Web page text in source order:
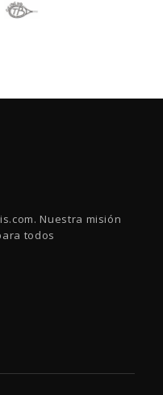
Nuestra misión
todos